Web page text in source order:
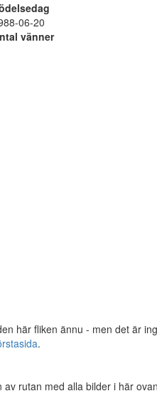
06-20
vänner
här fliken ännu - men det är
.
rutan med alla bilder i här